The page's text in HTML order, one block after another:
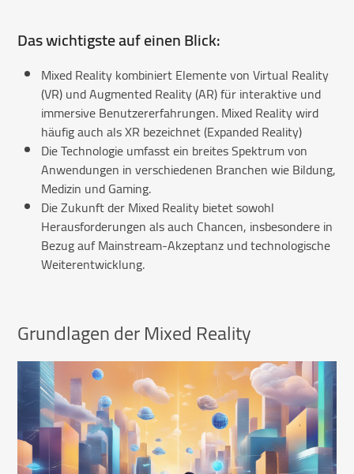
Das wichtigste auf einen Blick:
Mixed Reality kombiniert Elemente von Virtual Reality
(VR) und Augmented Reality (AR) für interaktive und
immersive Benutzererfahrungen. Mixed Reality wird
häufig auch als XR bezeichnet (Expanded Reality)
Die Technologie umfasst ein breites Spektrum von
Anwendungen in verschiedenen Branchen wie Bildung,
Medizin und Gaming.
Die Zukunft der Mixed Reality bietet sowohl
Herausforderungen als auch Chancen, insbesondere in
Bezug auf Mainstream-Akzeptanz und technologische
Weiterentwicklung.
Grundlagen der Mixed Reality